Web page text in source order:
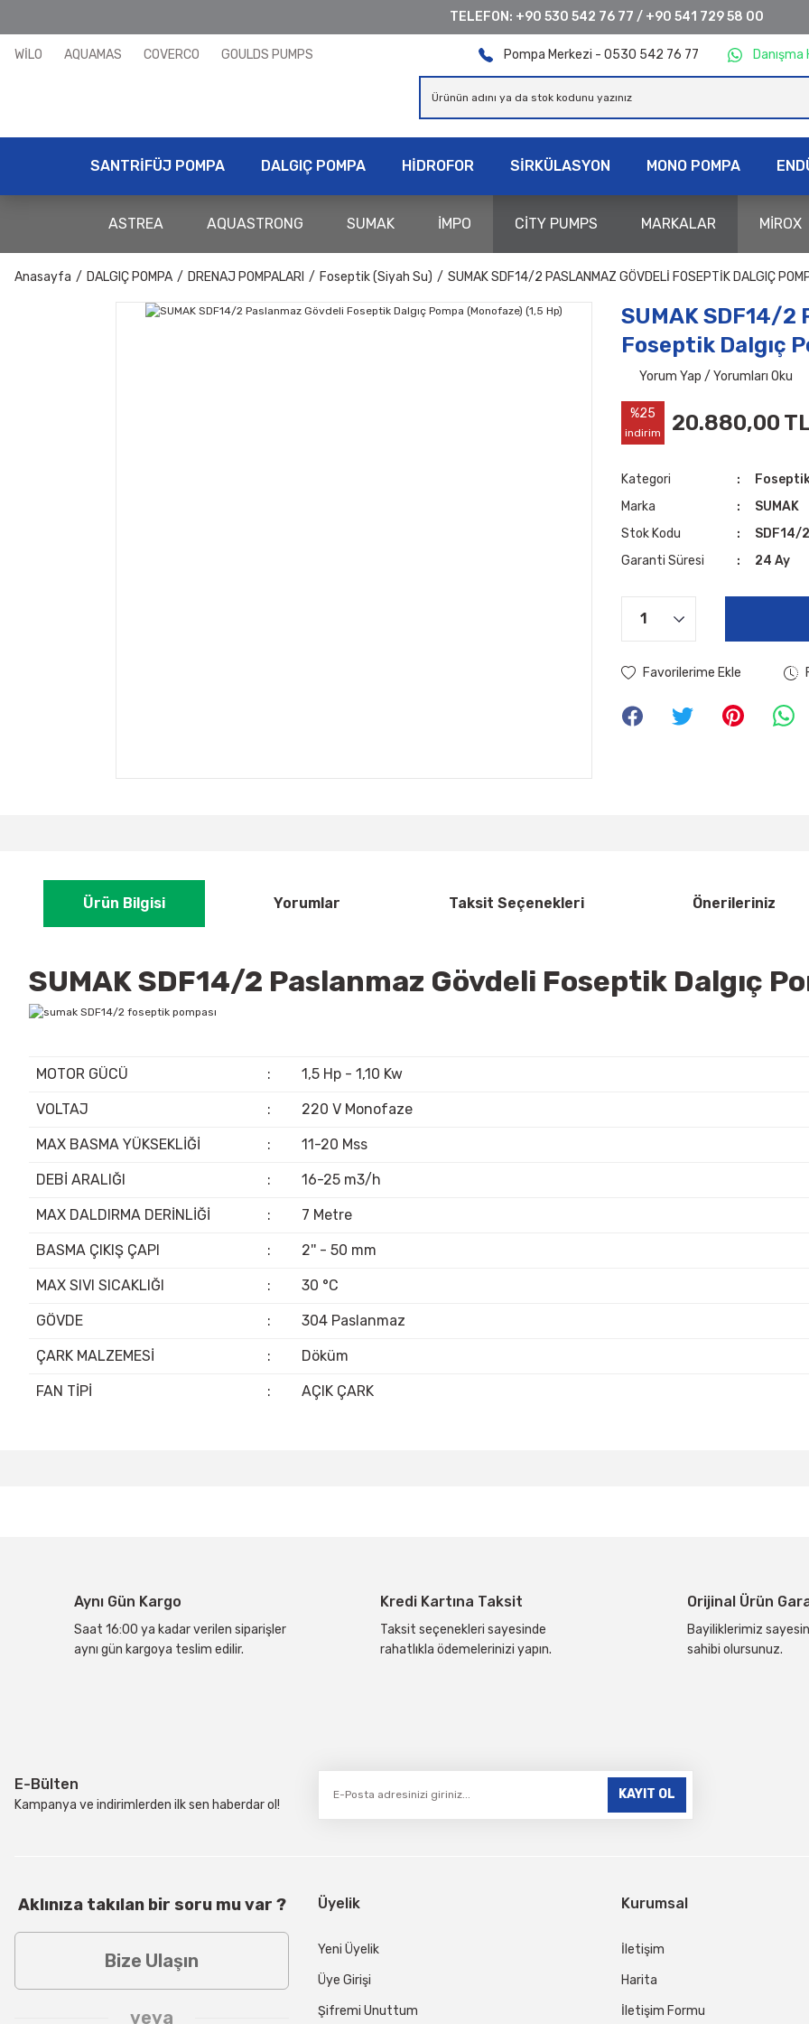
TELEFON: +90 530 542 76 77 / +90 541 729 58 00
WİLO AQUAMAS COVERCO GOULDS PUMPS Pompa Merkezi - 0530 542 76 77 Danışma
SANTRİFÜJ POMPA DALGIÇ POMPA HİDROFOR SİRKÜLASYON MONO POMPA
ASTREA AQUASTRONG SUMAK İMPO CİTY PUMPS MARKALAR MİROX
Anasayfa DALGIÇ POMPA DRENAJ POMPALARI Foseptik (Siyah Su) SUMAK SDF14/2 PASLANMAZ GÖVDELI FOSEPTIK DALGIÇ
SUMAK SDF14/2
Foseptik Dalgıç
Yorum Yap / Yorumları Oku
%25
indirim 20.880,00
Kategori
Marka
SUMAK
Stok Kodu
SDF14/2
Garanti Süresi
24 Ay
Ürün Bilgisi Yorumlar Taksit Seçenekleri Önerileriniz
SUMAK SDF14/2 Paslanmaz Gövdeli Foseptik Dalgıç
MOTOR GÜCÜ : 1,5 Hp - 1,10 Kw
VOLTAJ : 220 V Monofaze
MAX BASMA YÜKSEKLİĞİ : 11-20 Mss
DEBİ ARALIĞI : 16-25 m3/h
MAX DALDIRMA DERİNLİĞİ : 7 Metre
BASMA ÇIKIŞ ÇAPI : 2'' - 50 mm
MAX SIVI SICAKLIĞI : 30 °C
GÖVDE : 304 Paslanmaz
ÇARK MALZEMESİ : Döküm
FAN TİPİ : AÇIK ÇARK
Ürün fiyatı diğer sitelerden daha pahalı.
Bu ürüne benzer farklı alternatifler olmalı.
Aynı Gün Kargo
Saat 16:00 ya kadar verilen siparişler
aynı gün kargoya teslim edilir.
Kredi Kartına Taksit
Taksit seçenekleri sayesinde
rahatlıkla ödemelerinizi yapın.
Orijinal Ürün
Bayiliklerimiz
sahibi olursunuz.
E-Bülten
Kampanya ve indirimlerden ilk sen haberdar ol!
KAYIT OL
Aklınıza takılan bir soru mu var ?
Bize Ulaşın
veya
Üyelik
Yeni Üyelik
Üye Girişi
Şifremi Unuttum
Kurumsal
İletişim
Harita
İletişim Formu